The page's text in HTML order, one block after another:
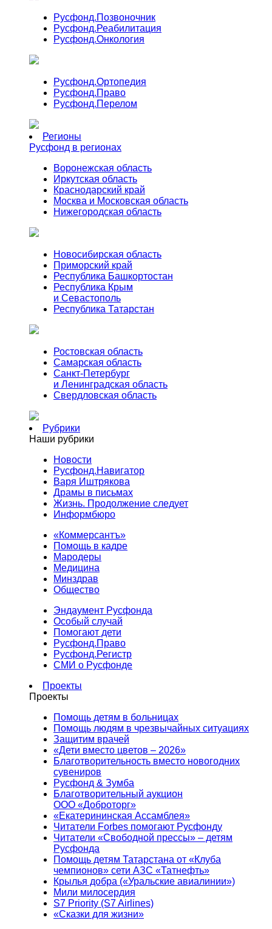
Русфонд.Позвоночник
Русфонд.Реабилитация
Русфонд.Онкология
Русфонд.Ортопедия
Русфонд.Право
Русфонд.Перелом
Регионы
Русфонд в регионах
Воронежская область
Иркутская область
Краснодарский край
Москва и Московская область
Нижегородская область
Новосибирская область
Приморский край
Республика Башкортостан
Республика Крым
и Севастополь
Республика Татарстан
Ростовская область
Самарская область
Санкт-Петербург
и Ленинградская область
Свердловская область
Рубрики
Наши рубрики
Новости
Русфонд.Навигатор
Варя Иштрякова
Драмы в письмах
Жизнь. Продолжение следует
Информбюро
«Коммерсантъ»
Помощь в кадре
Мародеры
Медицина
Минздрав
Общество
Эндаумент Русфонда
Особый случай
Помогают дети
Русфонд.Право
Русфонд.Регистр
СМИ о Русфонде
Проекты
Проекты
Помощь детям в больницах
Помощь людям в чрезвычайных ситуациях
Защитим врачей
«Дети вместо цветов – 2026»
Благотворительность вместо новогодних
сувениров
Русфонд & Зумба
Благотворительный аукцион
ООО «Доброторг»
«Екатерининская Ассамблея»
Читатели Forbes помогают Русфонду
Читатели «Свободной прессы» – детям
Русфонда
Помощь детям Татарстана от «Клуба
чемпионов» сети АЗС «Татнефть»
Крылья добра («Уральские авиалинии»)
Мили милосердия
S7 Priority (S7 Airlines)
«Сказки для жизни»